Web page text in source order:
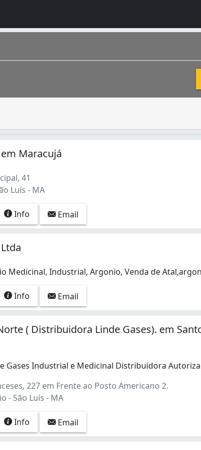
Maracujá
41
Luís - MA
Info Email
Medicinal, Industrial, Argonio, Venda de
Medicinal, Industrial, Argonio, Venda de
Info Email
( Distribuidora Linde Gases). em
Gases Industrial e Medicinal Distribuidora
227 em Frente ao Posto Americano 2.
- São Luís - MA
Info Email